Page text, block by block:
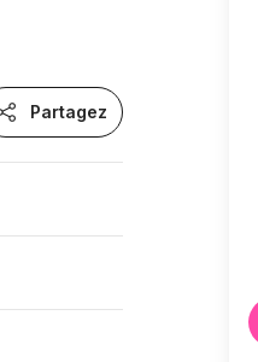
Partagez